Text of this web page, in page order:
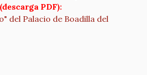
PDF):
del Palacio de Boadilla del